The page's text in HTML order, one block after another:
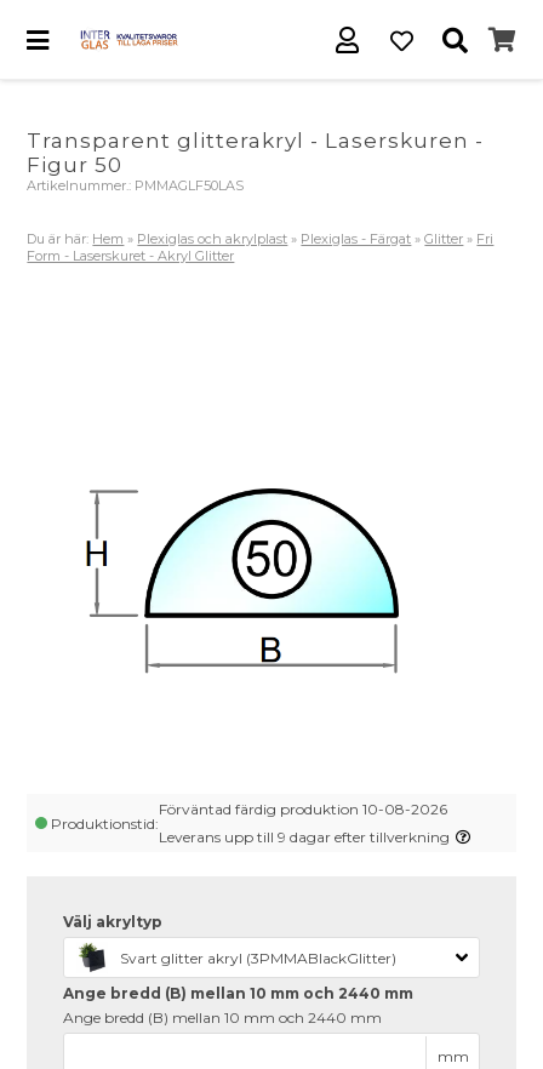
Transparent glitterakryl - Laserskuren -
Figur 50
Artikelnummer.: PMMAGLF50LAS
Du är här: Hem » Plexiglas och akrylplast » Plexiglas - Färgat »Glitter » Fri
Form - Laserskuret - Akryl Glitter
Produktionstid:
Förväntad färdig produktion 10-08-2026
Leverans upp till 9 dagar efter tillverkning
Välj akryltyp
Svart glitter akryl (3PMMABlackGlitter)
Ange bredd (B) mellan 10 mm och 2440 mm
Ange bredd (B) mellan 10 mm och 2440 mm
mm